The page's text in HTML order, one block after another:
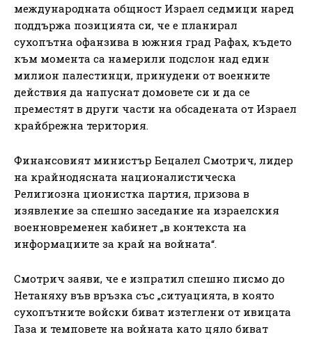
международната общност Израел седмици наред
поддържа позицията си, че е планирал
сухопътна офанзива в южния град Рафах, където
към момента са намерили подслон над един
милион палестинци, принудени от военните
действия да напуснат домовете си и да се
преместят в други части на обсадената от Израел
крайбрежна територия.
Финансовият министър Бецалел Смотрич, лидер
на крайнодясната националистическа
Религиозна ционистка партия, призова в
изявление за спешно заседание на израелския
военновременен кабинет „в контекста на
информациите за край на войната“.
Смотрич заяви, че е изпратил спешно писмо до
Нетаняху във връзка със „ситуацията, в която
сухопътните войски биват изтеглени от ивицата
Газа и темповете на войната като цяло биват